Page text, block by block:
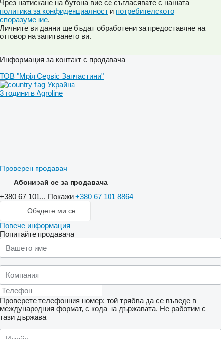
Чрез натискане на бутона вие се съгласявате с нашата
политика за конфиденциалност и потребителското
споразумение.
Личните ви данни ще бъдат обработени за предоставяне на
отговор на запитването ви.
Информация за контакт с продавача
ТОВ "Мрія Сервіс Запчастини"
Украйна
3 години в Agroline
Проверен продавач
Абонирай се за продавача
+380 67 101... Покажи +380 67 101 8864
Обадете ми се
Повече информация
Попитайте продавача
Проверете телефонния номер: той трябва да се въведе в
международния формат, с кода на държавата. Не работим с
тази държава